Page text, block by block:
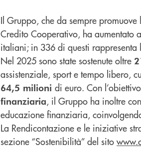
Il Gruppo, che da sempre promuove
Credito Cooperativo, ha aumentato a
italiani; in 336 di questi rappresenta
Nel 2025 sono state sostenute oltre
assistenziale, sport e tempo libero,
64,5 milioni di euro. Con
finanziaria, il Gruppo ha inoltre
educazione finanziaria,
La Rendicontazione e le iniziative
sezione “Sostenibilità” del sito